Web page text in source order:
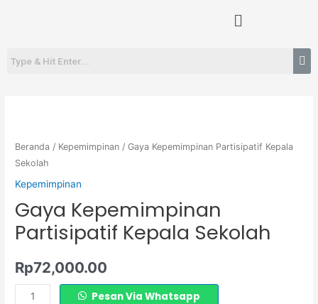
Menu
Beranda / Kepemimpinan / Gaya Kepemimpinan Partisipatif Kepala
Sekolah
Kepemimpinan
Gaya Kepemimpinan
Partisipatif Kepala Sekolah
Rp72,000.00
Kepemimpinan
Partisipatif
Kepala
Pesan Via Whatsapp